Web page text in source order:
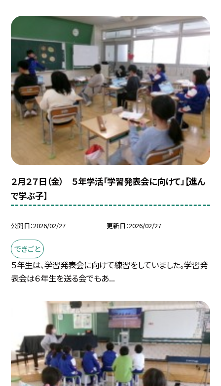
２月２７日（金） ５年学活「学習発表会に向けて」【進ん
で学ぶ子】
公開日 2026/02/27 更新日 2026/02/27
できごと
５年生は、学習発表会に向けて練習をしていました。学習発
表会は６年生を送る会でもあ...